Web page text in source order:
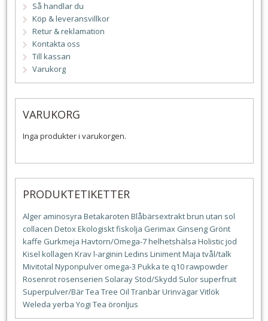
Så handlar du
Köp & leveransvillkor
Retur & reklamation
Kontakta oss
Till kassan
Varukorg
VARUKORG
Inga produkter i varukorgen.
PRODUKTETIKETTER
Alger aminosyra Betakaroten Blåbärsextraktbrun utan sol
collacen DetoxEkologisktfiskolja Gerimax Ginseng Grönt
kaffe Gurkmeja Havtorn/Omega-7helhetshälsa Holisticjod
Kisel kollagen Kravl-arginin Ledins LinimentMaja tvål/talk
Mivitotal Nyponpulver omega-3 Pukka te q10rawpowder
Rosenrotrosenserien Solaray Stöd/Skydd Sulor superfruit
Superpulver/BärTea Tree Oil TranbärUrinvägarVitlök
Weleda yerba Yogi Tea öronljus